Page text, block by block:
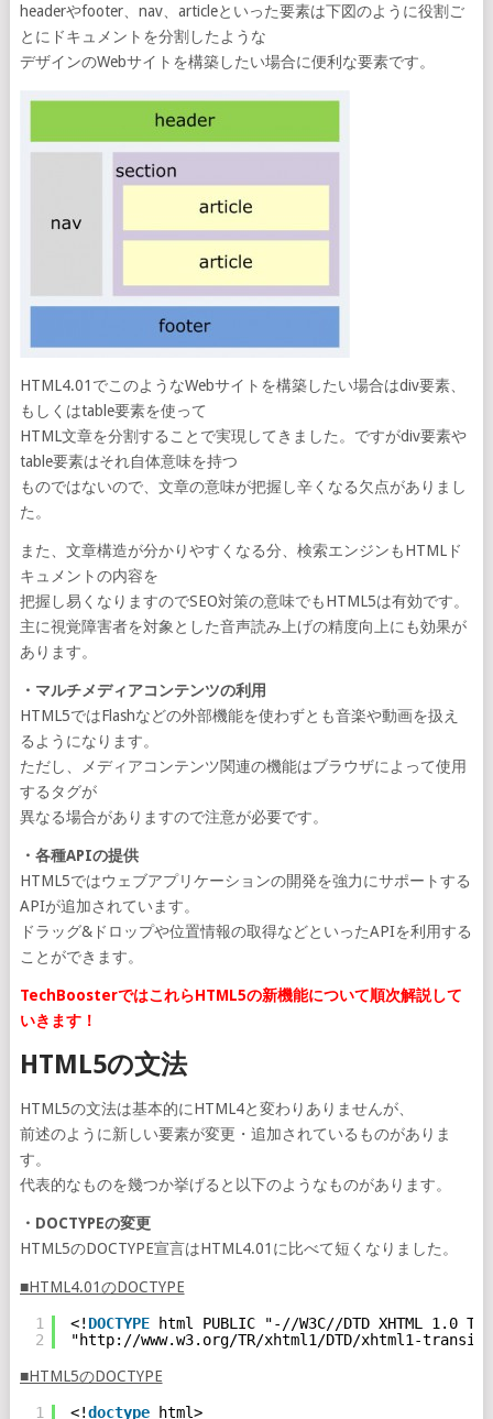
headerやfooter、nav、articleといった要素は下図のように役割ご
とにドキュメントを分割したような
デザインのWebサイトを構築したい場合に便利な要素です。
HTML4.01でこのようなWebサイトを構築したい場合はdiv要素、
もしくはtable要素を使って
HTML文章を分割することで実現してきました。ですがdiv要素や
table要素はそれ自体意味を持つ
ものではないので、文章の意味が把握し辛くなる欠点がありまし
た。
また、文章構造が分かりやすくなる分、検索エンジンもHTMLド
キュメントの内容を
把握し易くなりますのでSEO対策の意味でもHTML5は有効です。
主に視覚障害者を対象とした音声読み上げの精度向上にも効果が
あります。
・マルチメディアコンテンツの利用
HTML5ではFlashなどの外部機能を使わずとも音楽や動画を扱え
るようになります。
ただし、メディアコンテンツ関連の機能はブラウザによって使用
するタグが
異なる場合がありますので注意が必要です。
・各種APIの提供
HTML5ではウェブアプリケーションの開発を強力にサポートする
APIが追加されています。
ドラッグ&ドロップや位置情報の取得などといったAPIを利用する
ことができます。
TechBoosterではこれらHTML5の新機能について順次解説して
いきます！
HTML5の文法
HTML5の文法は基本的にHTML4と変わりありませんが、
前述のように新しい要素が変更・追加されているものがありま
す。
代表的なものを幾つか挙げると以下のようなものがあります。
・DOCTYPEの変更
HTML5のDOCTYPE宣言はHTML4.01に比べて短くなりました。
■HTML4.01のDOCTYPE
1
2
<! DOCTYPE
html PUBLIC "-//W3C//DTD XHTML 1.0
"http://www.w3.org/TR/xhtml1/DTD/xhtml1-
■HTML5のDOCTYPE
1 <!doctype html>